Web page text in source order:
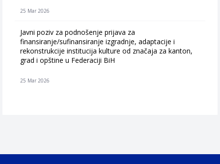
25 Mar 2026
Javni poziv za podnošenje prijava za
finansiranje/sufinansiranje izgradnje, adaptacije i
rekonstrukcije institucija kulture od značaja za kanton,
grad i opštine u Federaciji BiH
25 Mar 2026